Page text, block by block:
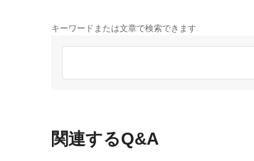
キーワードまたは文章で検索できます
関連するQ&A